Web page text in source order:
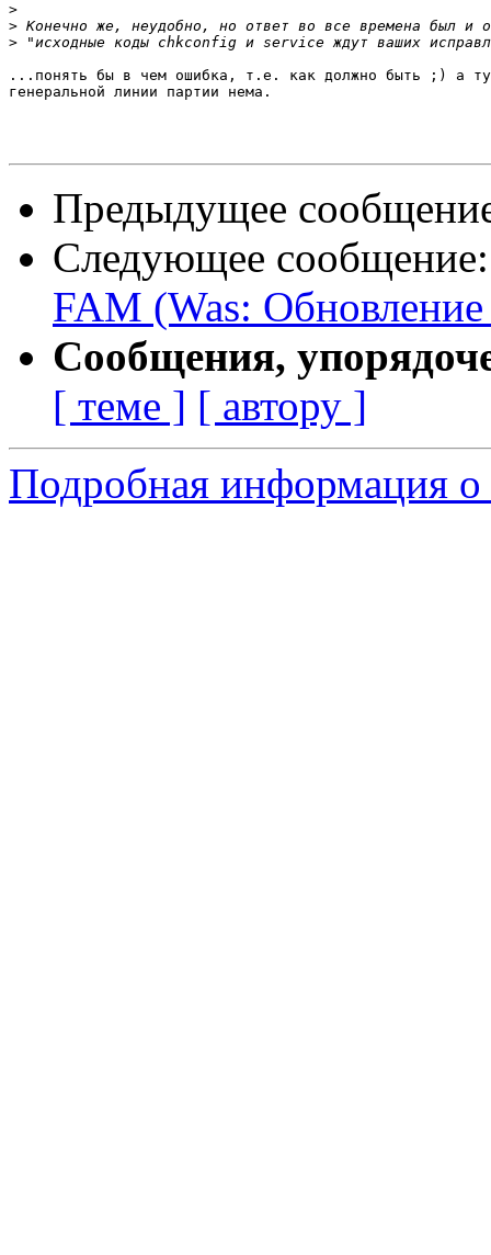
>
>
>
...понять бы в чем ошибка, т.е. как должно быть ;) а
генеральной линии партии нема.
Предыдущее
Следующее
FAM (Was:
Сообщения,
[ теме ] [ автору ]
Подробная информация о